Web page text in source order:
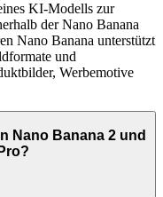
KI-Modells zur
der Nano Banana
Nano Banana unterstützt
und
Werbemotive
Nano Banana 2 und